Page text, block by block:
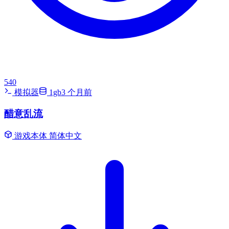
540
模拟器
1gb3 个月前
醋意乱流
游戏本体 简体中文